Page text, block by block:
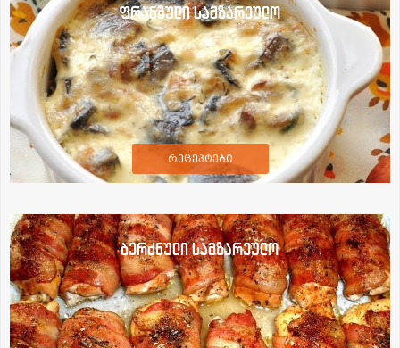
ფრანგული სამზარეულო
რეცეპტები
ბერძნული სამზარეულო